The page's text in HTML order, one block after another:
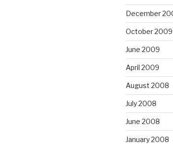
December
October 2009
June 2009
April 2009
August 2008
July 2008
June 2008
January 2008